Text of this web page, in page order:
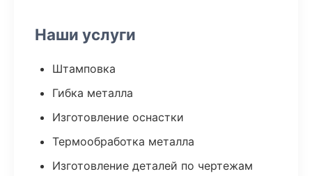
Наши услуги
Штамповка
Гибка металла
Изготовление оснастки
Термообработка металла
Изготовление деталей по чертежам